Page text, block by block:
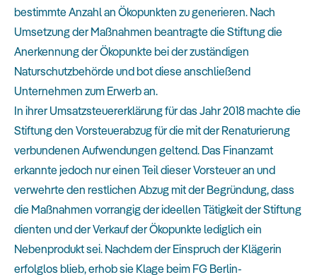
bestimmte Anzahl an Ökopunkten zu generieren. Nach
Umsetzung der Maßnahmen beantragte die Stiftung die
Anerkennung der Ökopunkte bei der zuständigen
Naturschutzbehörde und bot diese anschließend
Unternehmen zum Erwerb an.
In ihrer Umsatzsteuererklärung für das Jahr 2018 machte die
Stiftung den Vorsteuerabzug für die mit der Renaturierung
verbundenen Aufwendungen geltend. Das Finanzamt
erkannte jedoch nur einen Teil dieser Vorsteuer an und
verwehrte den restlichen Abzug mit der Begründung, dass
die Maßnahmen vorrangig der ideellen Tätigkeit der Stiftung
dienten und der Verkauf der Ökopunkte lediglich ein
Nebenprodukt sei. Nachdem der Einspruch der Klägerin
erfolglos blieb, erhob sie Klage beim FG Berlin-